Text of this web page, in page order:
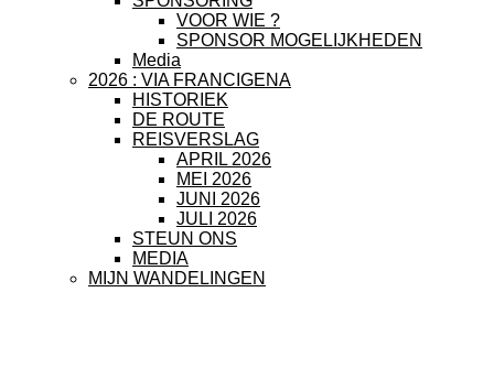
VOOR WIE ?
SPONSOR MOGELIJKHEDEN
Media
2026 : VIA FRANCIGENA
HISTORIEK
DE ROUTE
REISVERSLAG
APRIL 2026
MEI 2026
JUNI 2026
JULI 2026
STEUN ONS
MEDIA
MIJN WANDELINGEN